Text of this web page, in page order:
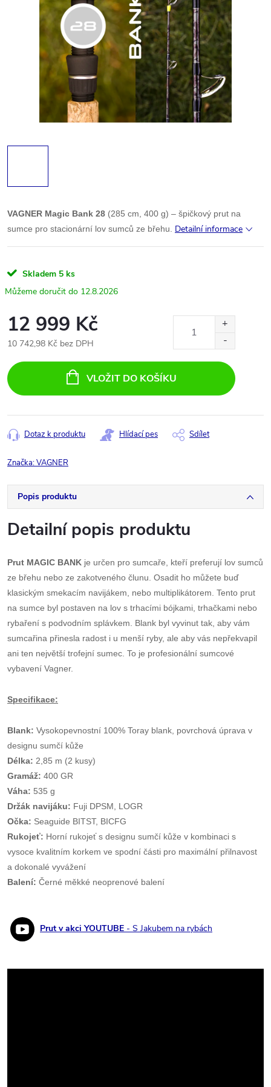
VAGNER Magic Bank 28 (285 cm, 400 g) – špičkový prut na
sumce pro stacionární lov sumců ze břehu.
Detailní informace
Skladem 5 ks
12.8.2026
12 999 Kč
10 742,98 Kč bez DPH
cena:
VLOŽIT DO KOŠÍKU
Dotaz k produktu Hlídací pes Sdílet
Značka:VAGNER
Popis produktu
Detailní popis produktu
Prut MAGIC BANK je určen pro sumcaře, kteří preferují lov sumců
ze břehu nebo ze zakotveného člunu. Osadit ho můžete buď
klasickým smekacím navijákem, nebo multiplikátorem. Tento prut
na sumce byl postaven na lov s trhacími bójkami, trhačkami nebo
rybaření s podvodním splávkem. Blank byl vyvinut tak, aby vám
sumcařina přinesla radost i u menší ryby, ale aby vás nepřekvapil
ani ten největší trofejní sumec. To je profesionální sumcové
vybavení Vagner.
Specifikace:
Blank: Vysokopevnostní 100% Toray blank, povrchová úprava v
designu sumčí kůže
Délka: 2,85 m (2 kusy)
Gramáž: 400 GR
Váha: 535 g
Držák navijáku: Fuji DPSM, LOGR
Očka: Seaguide BITST, BICFG
Rukojeť: Horní rukojeť s designu sumčí kůže v kombinaci s
vysoce kvalitním korkem ve spodní části pro maximální přilnavost
a dokonalé vyvážení
Balení: Černé měkké neoprenové balení
Prut v akci YOUTUBE - S Jakubem na rybách